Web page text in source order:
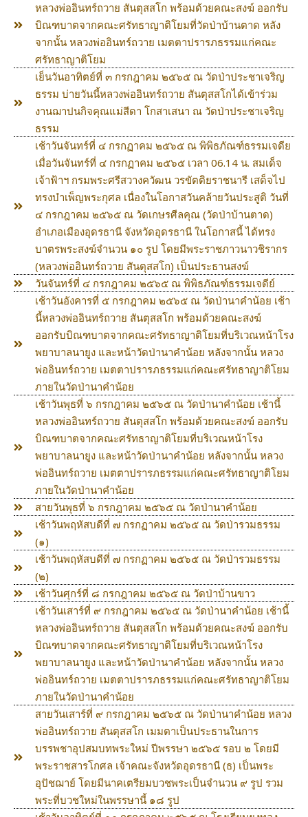
หลวงพ่ออินทร์ถวาย สันตุสสโก พร้อมด้วยคณะสงฆ์ ออกรับ
บิณฑบาตจากคณะศรัทธาญาติโยมที่วัดป่าบ้านตาด หลัง
จากนั้น หลวงพ่ออินทร์ถวาย เมตตาปรารภธรรมแก่คณะ
ศรัทธาญาติโยม
เย็นวันอาทิตย์ที่ ๓ กรกฎาคม ๒๕๖๕ ณ วัดป่าประชาเจริญ
ธรรม บ่ายวันนี้หลวงพ่ออินทร์ถวาย สันตุสสโกได้เข้าร่วม
งานฌาปนกิจคุณแม่สีดา โกสาเสนา ณ วัดป่าประชาเจริญ
ธรรม
เช้าวันจันทร์ที่ ๔ กรกฏาคม ๒๕๖๕ ณ พิพิธภัณฑ์ธรรมเจดีย
เมื่อวันจันทร์ที่ ๔ กรกฏาคม ๒๕๖๕ เวลา 06.14 น. สมเด็จ
เจ้าฟ้าฯ กรมพระศรีสวางควัฒน วรขัตติยราชนารี เสด็จไป
ทรงบำเพ็ญพระกุศล เนื่องในโอกาสวันคล้ายวันประสูติ วันที่
๔ กรกฎาคม ๒๕๖๕ ณ วัดเกษรศีลคุณ (วัดป่าบ้านตาด)
อำเภอเมืองอุดรธานี จังหวัดอุดรธานี ในโอกาสนี้ ได้ทรง
บาตรพระสงฆ์จำนวน ๑๐ รูป โดยมีพระราชภาวนาวชิรากร
(หลวงพ่ออินทร์ถวาย สันตุสสโก) เป็นประธานสงฆ์
วันจันทร์ที่ ๔ กรกฎาคม ๒๕๖๕ ณ พิพิธภัณฑ์ธรรมเจดีย์
เช้าวันอังคารที่ ๕ กรกฎาคม ๒๕๖๕ ณ วัดป่านาคำน้อย เช้า
นี้หลวงพ่ออินทร์ถวาย สันตุสสโก พร้อมด้วยคณะสงฆ์
ออกรับบิณฑบาตจากคณะศรัทธาญาติโยมที่บริเวณหน้าโรง
พยาบาลนายูง และหน้าวัดป่านาคำน้อย หลังจากนั้น หลวง
พ่ออินทร์ถวาย เมตตาปรารภธรรมแก่คณะศรัทธาญาติโยม
ภายในวัดป่านาคำน้อย
เช้าวันพุธที่ ๖ กรกฎาคม ๒๕๖๕ ณ วัดป่านาคำน้อย เช้านี้
หลวงพ่ออินทร์ถวาย สันตุสสโก พร้อมด้วยคณะสงฆ์ ออกรับ
บิณฑบาตจากคณะศรัทธาญาติโยมที่บริเวณหน้าโรง
พยาบาลนายูง และหน้าวัดป่านาคำน้อย หลังจากนั้น หลวง
พ่ออินทร์ถวาย เมตตาปรารภธรรมแก่คณะศรัทธาญาติโยม
ภายในวัดป่านาคำน้อย
สายวันพุธที่ ๖ กรกฎาคม ๒๕๖๕ ณ วัดป่านาคำน้อย
เช้าวันพฤหัสบดีที่ ๗ กรกฏาคม ๒๕๖๕ ณ วัดป่ารวมธรรม
(๑)
เช้าวันพฤหัสบดีที่ ๗ กรกฏาคม ๒๕๖๕ ณ วัดป่ารวมธรรม
(๒)
เช้าวันศุกร์ที่ ๘ กรกฎาคม ๒๕๖๕ ณ วัดป่าบ้านขาว
เช้าวันเสาร์ที่ ๙ กรกฎาคม ๒๕๖๕ ณ วัดป่านาคำน้อย เช้านี้
หลวงพ่ออินทร์ถวาย สันตุสสโก พร้อมด้วยคณะสงฆ์ ออกรับ
บิณฑบาตจากคณะศรัทธาญาติโยมที่บริเวณหน้าโรง
พยาบาลนายูง และหน้าวัดป่านาคำน้อย หลังจากนั้น หลวง
พ่ออินทร์ถวาย เมตตาปรารภธรรมแก่คณะศรัทธาญาติโยม
ภายในวัดป่านาคำน้อย
สายวันเสาร์ที่ ๙ กรกฎาคม ๒๕๖๕ ณ วัดป่านาคำน้อย หลวง
พ่ออินทร์ถวาย สันตุสสโก เมมตาเป็นประธานในการ
บรรพชาอุปสมบทพระใหม่ ปีพรรษา ๒๕๖๕ รอบ ๒ โดยมี
พระราชสารโกศล เจ้าคณะจังหวัดอุดรธานี (ธ) เป็นพระ
อุปัชฌาย์ โดยมีนาคเตรียมบวชพระเป็นจำนวน ๙ รูป รวม
พระที่บวชใหม่ในพรรษานี้ ๑๘ รูป